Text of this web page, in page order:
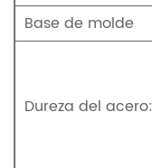
Base de molde
Dureza del acero: